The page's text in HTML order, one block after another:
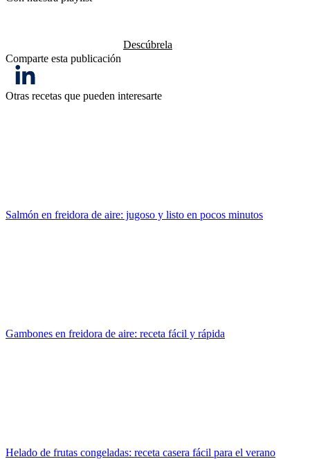
Descúbrela
Comparte esta publicación
Otras recetas que pueden interesarte
Salmón en freidora de aire: jugoso y listo en pocos minutos
Gambones en freidora de aire: receta fácil y rápida
Helado de frutas congeladas: receta casera fácil para el verano